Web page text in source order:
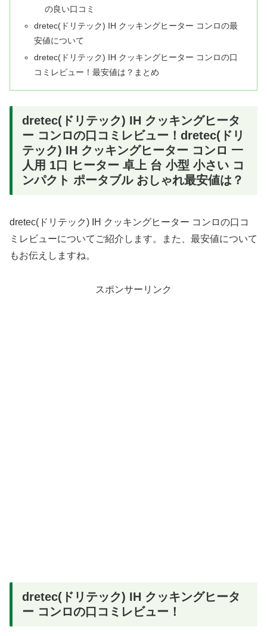
の良い口コミ
dretec(ドリテック) IH クッキングヒーター コンロの最
安値について
dretec(ドリテック) IH クッキングヒーター コンロの口
コミレビュー！最安値は？まとめ
dretec(ドリテック) IH クッキングヒータ
ー コンロの口コミレビュー！dretec(ドリ
テック) IH クッキングヒーター コンロ 一
人用 1口 ヒーター 卓上 台 小型 小さい コ
ンパクト ポータブル おしゃれ最安値は？
dretec(ドリテック) IH クッキングヒーター コンロの口コ
ミレビューについてご紹介します。また、最安値について
もお伝えしますね。
スポンサーリンク
dretec(ドリテック) IH クッキングヒータ
ー コンロの口コミレビュー！